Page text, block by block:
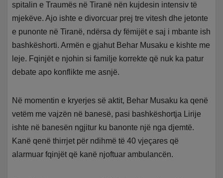
spitalin e Traumës në Tiranë nën kujdesin intensiv të
mjekëve. Ajo ishte e divorcuar prej tre vitesh dhe jetonte
e punonte në Tiranë, ndërsa dy fëmijët e saj i mbante ish
bashkëshorti. Armën e gjahut Behar Musaku e kishte me
leje. Fqinjët e njohin si familje korrekte që nuk ka patur
debate apo konflikte me asnjë.
Në momentin e kryerjes së aktit, Behar Musaku ka qenë
vetëm me vajzën në banesë, pasi bashkëshortja Lirije
ishte në banesën ngjitur ku banonte një nga djemtë.
Kanë qenë thirrjet për ndihmë të 40 vjeçares që
alarmuar fqinjët që kanë njoftuar ambulancën.